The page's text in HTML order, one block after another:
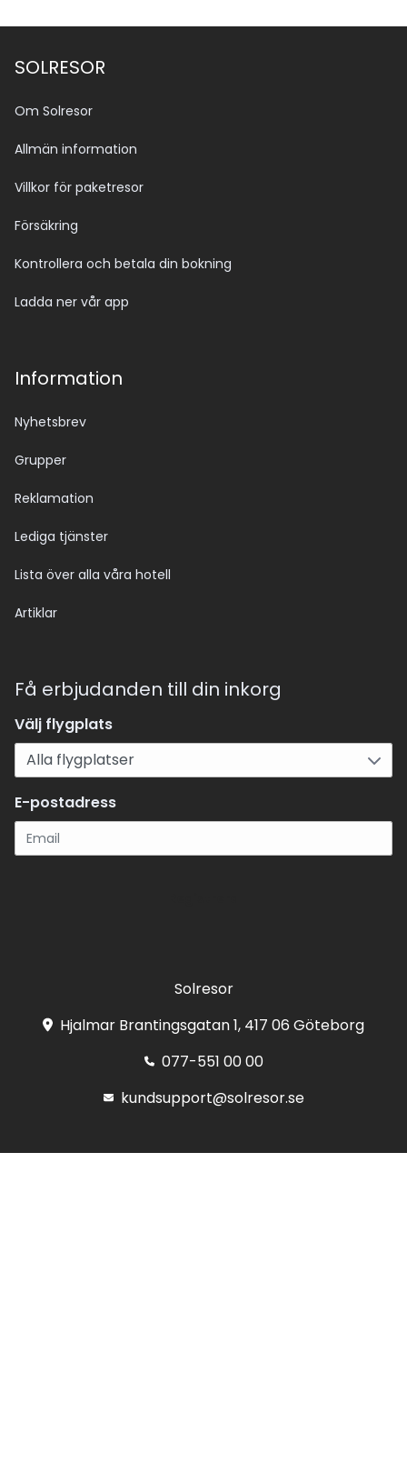
SOLRESOR
Om Solresor
Allmän information
Villkor för paketresor
Försäkring
Kontrollera och betala din bokning
Ladda ner vår app
Information
Nyhetsbrev
Grupper
Reklamation
Lediga tjänster
Lista över alla våra hotell
Artiklar
Få erbjudanden till din inkorg
Välj flygplats
E-postadress
Solresor
Hjalmar Brantingsgatan 1, 417 06 Göteborg
077-551 00 00
kundsupport@solresor.se